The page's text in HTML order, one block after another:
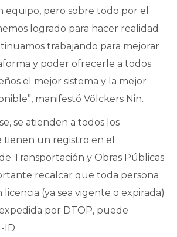
equipo, pero sobre todo por el
logrado para hacer realidad
trabajando para mejorar
y poder ofrecerle a todos
el mejor sistema y la mejor
manifestó Völckers Nin.
se atienden a todos los
tienen un registro en el
Transportación y Obras Públicas
recalcar que toda persona
(ya sea vigente o expirada)
por DTOP, puede
ID.